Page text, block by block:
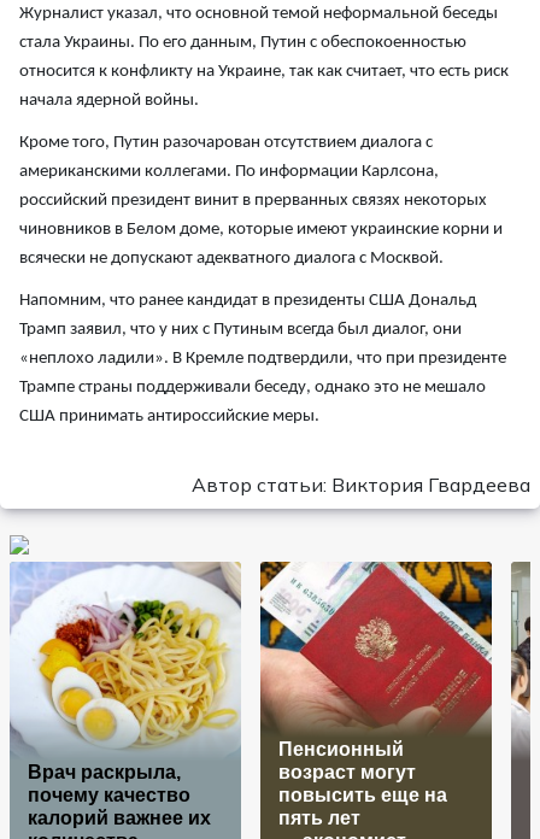
Журналист указал, что основной темой неформальной беседы
стала Украины. По его данным, Путин с обеспокоенностью
относится к конфликту на Украине, так как считает, что есть риск
начала ядерной войны.
Кроме того, Путин разочарован отсутствием диалога с
американскими коллегами. По информации Карлсона,
российский президент винит в прерванных связях некоторых
чиновников в Белом доме, которые имеют украинские корни и
всячески не допускают адекватного диалога с Москвой.
Напомним, что ранее кандидат в президенты США Дональд
Трамп заявил, что у них с Путиным всегда был диалог, они
«неплохо ладили». В Кремле подтвердили, что при президенте
Трампе страны поддерживали беседу, однако это не мешало
США принимать антироссийские меры.
Автор статьи: Виктория Гвардеева
Врач раскрыла,
почему качество
калорий важнее их
Пенсионный
возраст могут
повысить еще на
пять лет